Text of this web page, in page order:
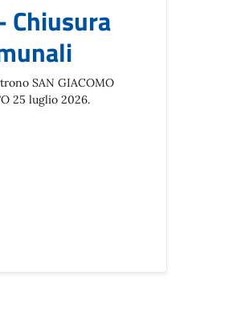
Chiusura
SAN GIACOMO
25 luglio 2026.